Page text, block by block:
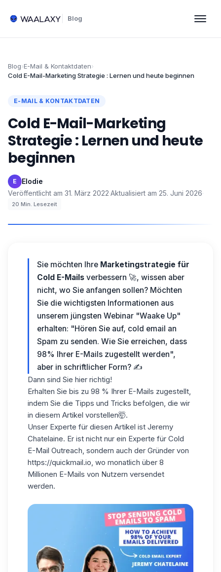
Blog
Blog›E-Mail & Kontaktdaten›
Cold E-Mail-Marketing Strategie : Lernen und heute beginnen
E-MAIL & KONTAKTDATEN
Cold E-Mail-Marketing
Strategie : Lernen und heute
beginnen
E Elodie·
Veröffentlicht am 31. März 2022·Aktualisiert am 25. Juni 2026·
20 Min. Lesezeit
Sie möchten Ihre Marketingstrategie für
Cold E-Mails verbessern 🚀, wissen aber
nicht, wo Sie anfangen sollen? Möchten
Sie die wichtigsten Informationen aus
unserem jüngsten Webinar "Waake Up"
erhalten: "Hören Sie auf, cold email an
Spam zu senden. Wie Sie erreichen, dass
98% Ihrer E-Mails zugestellt werden",
aber in schriftlicher Form? ✍️
Dann sind Sie hier richtig!
Erhalten Sie bis zu 98 % Ihrer E-Mails zugestellt,
indem Sie die Tipps und Tricks befolgen, die wir
in diesem Artikel vorstellen🤯.
Unser Experte für diesen Artikel ist Jeremy
Chatelaine. Er ist nicht nur ein Experte für Cold
E-Mail Outreach, sondern auch der Gründer von
https://quickmail.io, wo monatlich über 8
Millionen E-Mails von Nutzern versendet
werden.